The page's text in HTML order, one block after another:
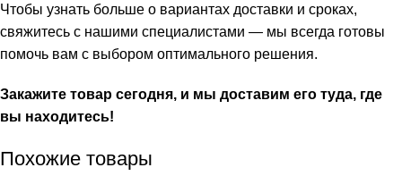
Чтобы узнать больше о вариантах доставки и сроках,
свяжитесь с нашими специалистами — мы всегда готовы
помочь вам с выбором оптимального решения.
Закажите товар сегодня, и мы доставим его туда, где
вы находитесь!
Похожие товары